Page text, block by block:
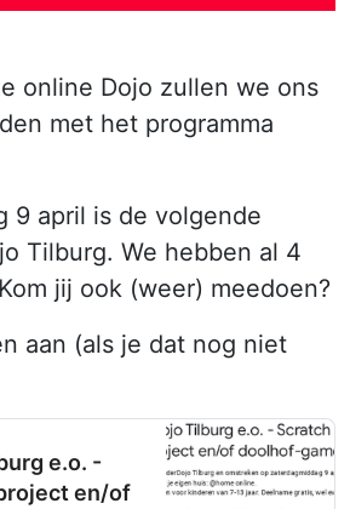
online Dojo zullen we ons
met het programma
9 april is de volgende
Tilburg. We hebben al 4
jij ook (weer) meedoen?
aan (als je dat nog niet
e.o. -
en/of